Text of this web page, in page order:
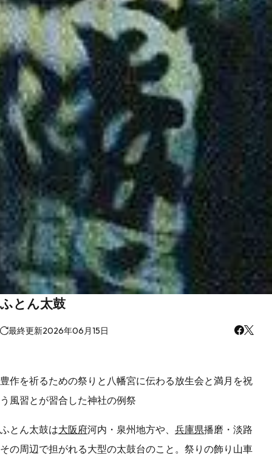
ふとん太鼓
最終更新2026年06月15日
豊作を祈るための祭りと八幡宮に伝わる放生会と満月を祝
う風習とが習合した神社の例祭
ふとん太鼓は大阪府河内・泉州地方や、 兵庫県播磨・淡路
その周辺で担がれる大型の太鼓台のこと。祭りの飾り山車